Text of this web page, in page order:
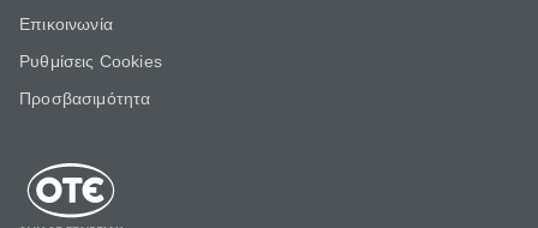
Επικοινωνία
Ρυθμίσεις Cookies
Προσβασιμότητα